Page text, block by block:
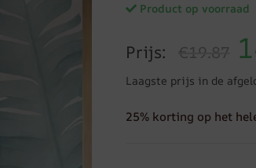
Product op voorraad
Prijs: €19.87
Laagste prijs in de
25% korting op het